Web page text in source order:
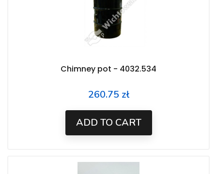
Chimney pot - 4032.534
Price
260.75 zł
ADD TO CART